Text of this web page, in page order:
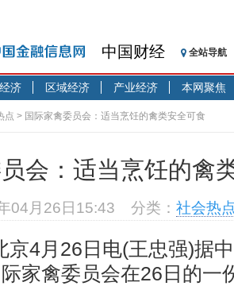
中国财经 全站导航
济 区域经济 产业经济 本网聚焦
点 > 国际家禽委员会：适当烹饪的禽类安全可食
会：适当烹饪的禽
04月26日15:43 分类： 社会热
京4月26日电(王忠强)据
家禽委员会在26日的一